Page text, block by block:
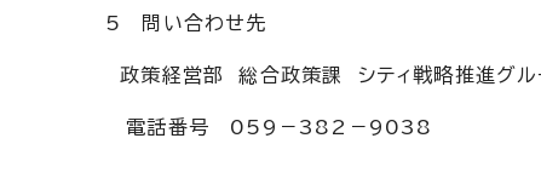
5 問い合わせ先
政策経営部 総合政策課 シティ戦略推進グル
電話番号 059－382－9038